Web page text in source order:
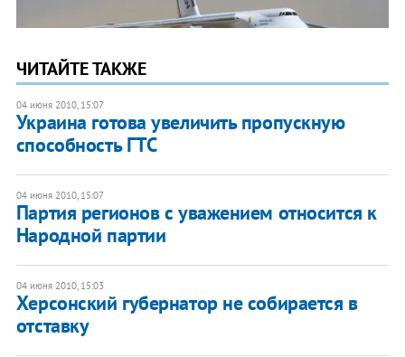
ЧИТАЙТЕ ТАКЖЕ
04 июня 2010, 15:07
Украина готова увеличить пропускную
способность ГТС
04 июня 2010, 15:07
Партия регионов с уважением относится к
Народной партии
04 июня 2010, 15:03
Херсонский губернатор не собирается в
отставку